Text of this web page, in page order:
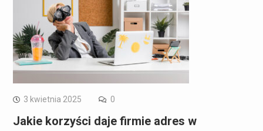
3 kwietnia 2025 0
Jakie korzyści daje firmie adres w